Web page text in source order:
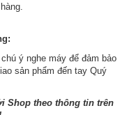
ý nghe máy để đảm bảo
sản phẩm đến tay Quý
Shop theo thông tin trên